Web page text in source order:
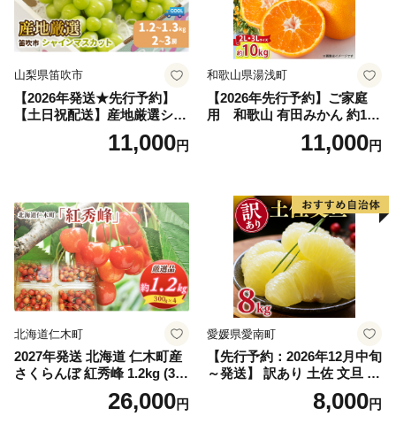
山梨県笛吹市
【2026年発送★先行予約】
【土日祝配送】産地厳選シャ
インマスカット1.2kg～1.3kg
（2房～3房）※沖縄・離島配
笛吹市 山梨県 フルーツ 果物
ぶどう 葡萄 大粒 シャインマ
スカット おすすめ シャイン
マスカット 贈答 ギフト 産地
笛吹市 シャインマスカット
笛吹 葡萄 国産 ぶどう 人気
国産 1.2kg 先行｜
11,000円
和歌山県湯浅町
【2026年先行予約】ご家庭
用 和歌山 有田みかん 約10k
g (2L、3Lサイズ)【湯浅町】
11,000円
北海道仁木町
2027年発送 北海道 仁木町産
さくらんぼ 紅秀峰 1.2kg (300
g×4パック) Lサイズ以上 旬
桜桃 産地直送 サクランボ チ
26,000円
愛媛県愛南町
【先行予約：2026年12月中旬
～発送】 訳あり 土佐 文旦 8k
g (Mサイズ以上サイズミック
ス) 8000円 わけあり ぶんた
8,000円